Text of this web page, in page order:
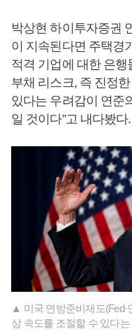
박상현 하이투자증권
이 지속된다면 주택경
적격 기업에 대한 은행
부채 리스크, 즉 진정
있다는 우려감이 연준
일 것이다”고 내다봤다.
▲ 미국 연방준비제도
상 속도를 조절할 수 있다